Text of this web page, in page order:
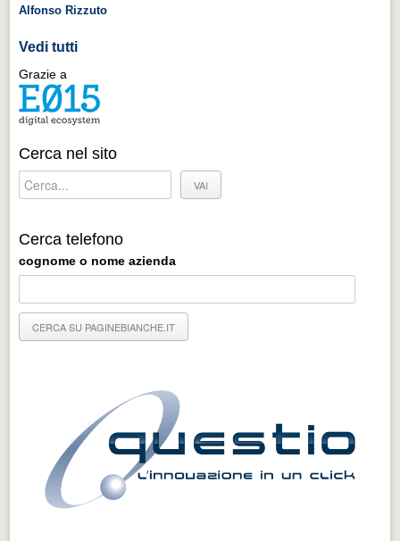
Cultura e turismo 4.0
PROGETTI
PROGETTI
Progetti Aperti
Progetti Realizzati
EVENTI
Eventi Vigevano
Alfonso Rizzuto
Vedi tutti
Grazie a
Cerca nel sito
Cerca telefono
cognome o nome azienda